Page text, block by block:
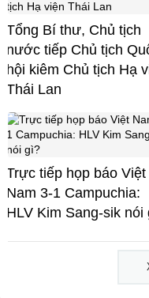
Tổng Bí thư, Chủ tịch
nước tiếp Chủ tịch
hội kiêm Chủ tịch Hạ
Thái Lan
Trực tiếp họp báo Việt
Nam 3-1 Campuchia:
HLV Kim Sang-sik nói